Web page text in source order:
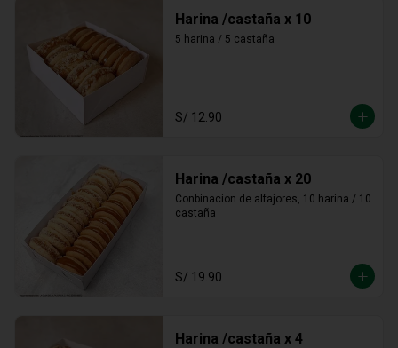
Harina /castaña x 10
5 harina / 5 castaña
S/ 12.90
Harina /castaña x 20
Conbinacion de alfajores, 10 harina / 10
castaña
S/ 19.90
Harina /castaña x 4